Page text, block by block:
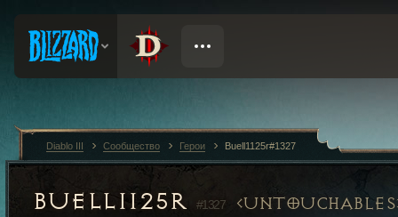
BUELL1125R #1327 UNTOUCHABLES
Diablo III Сообщество Герои Buell1125r#1327